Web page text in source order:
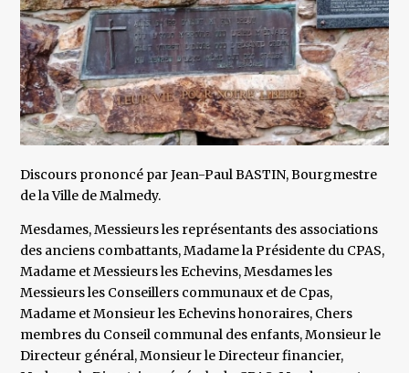
Discours prononcé par Jean-Paul BASTIN, Bourgmestre
de la Ville de Malmedy.
Mesdames, Messieurs les représentants des associations
des anciens combattants, Madame la Présidente du CPAS,
Madame et Messieurs les Echevins, Mesdames les
Messieurs les Conseillers communaux et de Cpas,
Madame et Monsieur les Echevins honoraires, Chers
membres du Conseil communal des enfants, Monsieur le
Directeur général, Monsieur le Directeur financier,